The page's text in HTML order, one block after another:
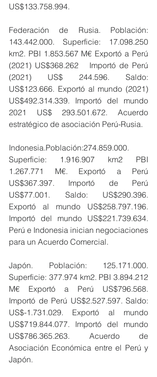
US$133.758.994.
Federación de Rusia. Población:
143.442.000. Superficie: 17.098.250
km2. PBI 1.853.567 M€ Exportó a Perú
(2021) US$368.262   Importó de Perú
(2021) US$ 244.596. Saldo:
US$123.666. Exportó al mundo (2021)
US$492.314.339. Importó del mundo
2021 US$ 293.501.672. Acuerdo
estratégico de asociación Perú-Rusia.
Indonesia.Población:274.859.000.
Superficie: 1.916.907 km2 PBI
1.267.771 M€. Exportó a Perú
US$367.397. Importó de Perú
US$77.001. Saldo: US$290.396.
Exportó al mundo US$258.797.196.
Importó del mundo US$221.739.634.
Perú e Indonesia inician negociaciones
para un Acuerdo Comercial.
Japón. Población: 125.171.000.
Superficie: 377.974 km2. PBI 3.894.212
M€ Exportó a Perú US$796.568.
Importó de Perú US$2.527.597. Saldo:
US$-1.731.029. Exportó al mundo
US$719.844.077. Importó del mundo
US$786.365.263. Acuerdo de
Asociación Económica entre el Perú y
Japón.